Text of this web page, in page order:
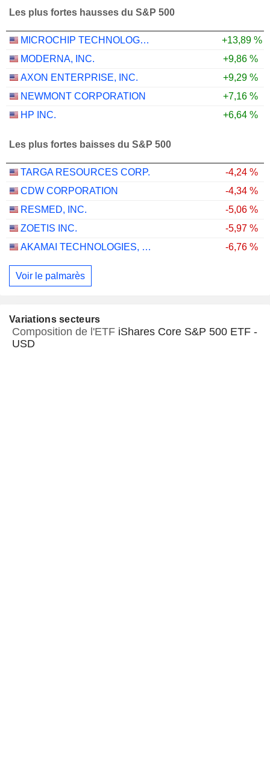
Les plus fortes hausses du S&P 500
MICROCHIP TECHNOLOGY INCORPORATED
+13,89 %
MODERNA, INC.
+9,86 %
AXON ENTERPRISE, INC.
+9,29 %
NEWMONT CORPORATION
+7,16 %
HP INC.
+6,64 %
Les plus fortes baisses du S&P 500
TARGA RESOURCES CORP.
-4,24 %
CDW CORPORATION
-4,34 %
RESMED, INC.
-5,06 %
ZOETIS INC.
-5,97 %
AKAMAI TECHNOLOGIES, INC.
-6,76 %
Voir le palmarès
Variations secteurs
Composition de l'ETF iShares Core S&P 500 ETF -
USD